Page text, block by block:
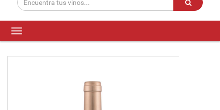
Toggle
navigation